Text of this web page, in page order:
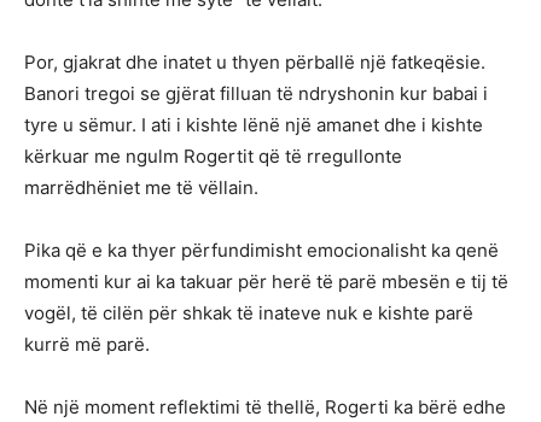
Por, gjakrat dhe inatet u thyen përballë një fatkeqësie.
Banori tregoi se gjërat filluan të ndryshonin kur babai i
tyre u sëmur. I ati i kishte lënë një amanet dhe i kishte
kërkuar me ngulm Rogertit që të rregullonte
marrëdhëniet me të vëllain.
Pika që e ka thyer përfundimisht emocionalisht ka qenë
momenti kur ai ka takuar për herë të parë mbesën e tij të
vogël, të cilën për shkak të inateve nuk e kishte parë
kurrë më parë.
Në një moment reflektimi të thellë, Rogerti ka bërë edhe